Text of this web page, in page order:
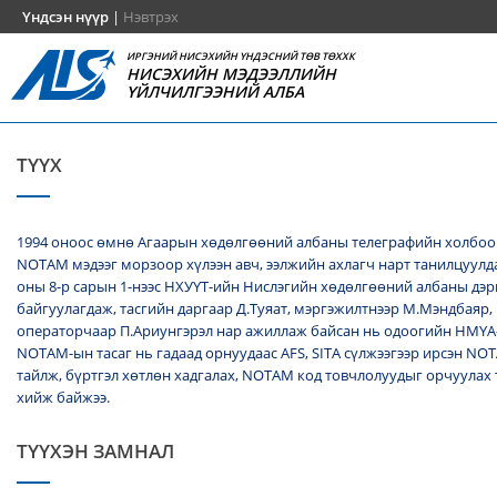
Үндсэн нүүр | Нэвтрэх
ИРГЭНИЙ НИСЭХИЙН ҮНДЭСНИЙ ТӨВ ТӨХХК
НИСЭХИЙН МЭДЭЭЛЛИЙН
ҮЙЛЧИЛГЭЭНИЙ АЛБА
ТҮҮХ
1994 оноос өмнө Агаарын хөдөлгөөний албаны телеграфийн
NОТАМ мэдээг морзоор хүлээн авч, ээлжийн ахлагч нарт
оны 8-р сарын 1-нээс НХУҮТ-ийн Нислэгийн хөдөлгөөний албаны
байгуулагдаж, тасгийн даргаар Д.Туяат, мэргэжилтнээр
операторчаар П.Ариунгэрэл нар ажиллаж байсан нь одоогийн
NOTAM-ын тасаг нь гадаад орнуудаас AFS, SITA сүлжээгээр ирсэн
тайлж, бүртгэл хөтлөн хадгалах, NОТАМ код товчлолуудыг
хийж байжээ.
ТҮҮХЭН ЗАМНАЛ